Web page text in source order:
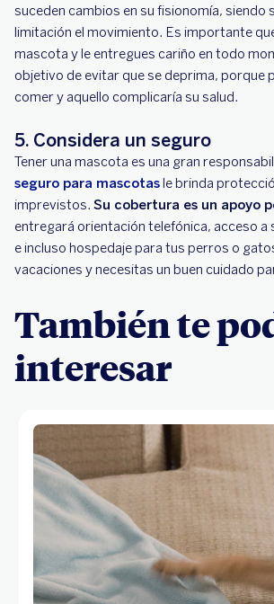
suceden cambios en su fisionomía, siendo
limitación el movimiento. Es importante
mascota y le entregues cariño en todo
objetivo de evitar que se deprima, porque
comer y aquello complicaría su salud.
5. Considera un seguro
Tener una mascota es una gran
seguro para mascotasle brinda
imprevistos. Su cobertura es un apoyo
entregará orientación telefónica, acceso a
e incluso hospedaje para tus perros o
vacaciones y necesitas un buen cuidado
También te
interesar